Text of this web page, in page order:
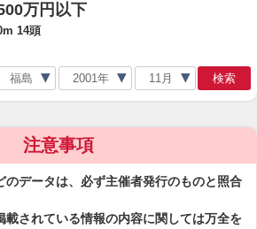
万円以下
14頭
検索
注意事項
のデータは、必ず主催者発行のものと照合
載されている情報の内容に関しては万全を